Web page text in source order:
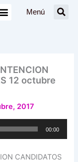
Menú
12 octubre
2017
00:00
CANDIDATOS